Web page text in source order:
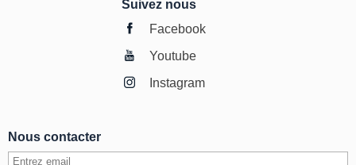
Suivez nous
Facebook
Youtube
Instagram
Nous contacter